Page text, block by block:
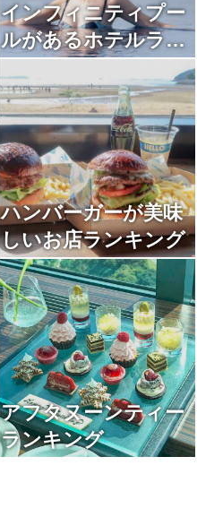
インフィニティプー
ルがあるホテルラン
キング
ハンバーガーが美味
しいお店ランキング
アフタヌーンティー
ランキング